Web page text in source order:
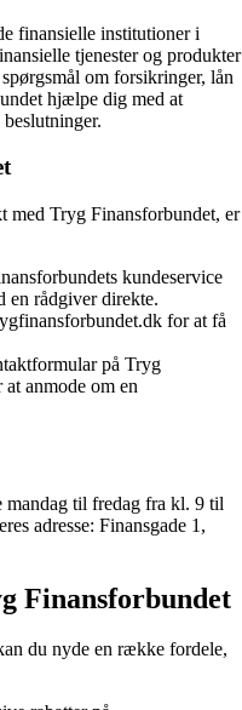
finansielle institutioner i
tjenester og produkter
om forsikringer, lån
hjælpe dig med at
med Tryg Finansforbundet, er
kundeservice
rådgiver direkte.
for at få
på Tryg
anmode om en
mandag til fredag fra kl. 9 til
adresse: Finansgade 1,
Finansforbundet
du nyde en række fordele,